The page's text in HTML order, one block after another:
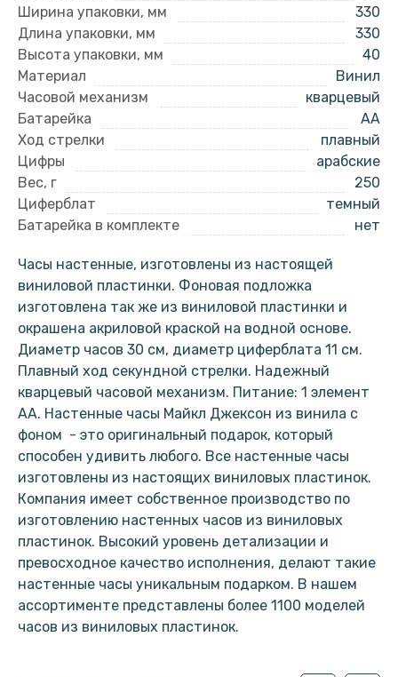
Ширина упаковки, мм
330
Длина упаковки, мм
330
Высота упаковки, мм
40
Материал
Винил
Часовой механизм
кварцевый
Батарейка
AA
Ход стрелки
плавный
Цифры
арабские
Вес, г
250
Циферблат
темный
Батарейка в комплекте
нет
Часы настенные, изготовлены из настоящей
виниловой пластинки. Фоновая подложка
изготовлена так же из виниловой пластинки и
окрашена акриловой краской на водной основе.
Диаметр часов 30 см, диаметр циферблата 11 см.
Плавный ход секундной стрелки. Надежный
кварцевый часовой механизм. Питание: 1 элемент
АА. Настенные часы Майкл Джексон из винила с
фоном - это оригинальный подарок, который
способен удивить любого. Все настенные часы
изготовлены из настоящих виниловых пластинок.
Компания имеет собственное производство по
изготовлению настенных часов из виниловых
пластинок. Высокий уровень детализации и
превосходное качество исполнения, делают такие
настенные часы уникальным подарком. В нашем
ассортименте представлены более 1100 моделей
часов из виниловых пластинок.